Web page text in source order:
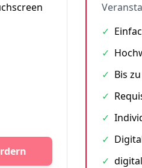
✓
✓
✓ Bis
✓
✓
✓
✓